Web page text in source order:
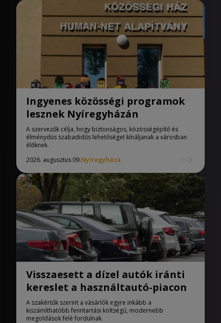
Ingyenes közösségi programok
lesznek Nyíregyházán
A szervezők célja, hogy biztonságos, közösségépítő és
élménydús szabadidős lehetőséget kínáljanak a városban
élőknek.
2026. augusztus 09.Nyíregyháza
Visszaesett a dízel autók iránti
kereslet a használtautó-piacon
A szakértők szerint a vásárlók egyre inkább a
kiszámíthatóbb fenntartási költségű, modernebb
megoldások felé fordulnak.